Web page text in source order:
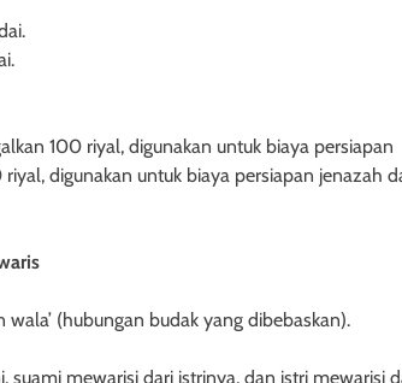
100 riyal, digunakan untuk biaya persiapan
digunakan untuk biaya persiapan jenazah
(hubungan budak yang dibebaskan).
suami mewarisi dari istrinya, dan istri mewarisi
Hak
Tahun 1996 tentang Hak
Tanggungan: Pencabutan